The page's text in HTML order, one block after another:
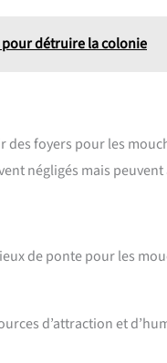
pour détruire la colonie
foyers pour les
négligés mais
de ponte pour les
d’attraction et